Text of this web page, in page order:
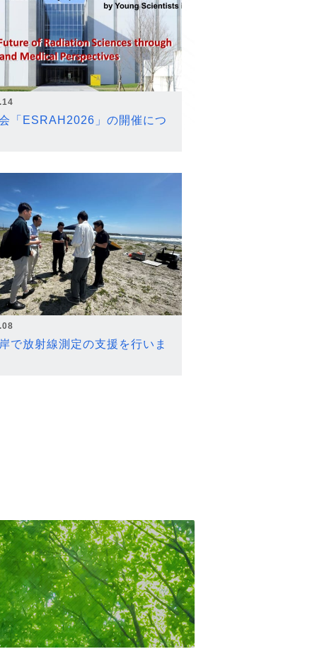
「ESRAH2026」の開催につ
で放射線測定の支援を行いま